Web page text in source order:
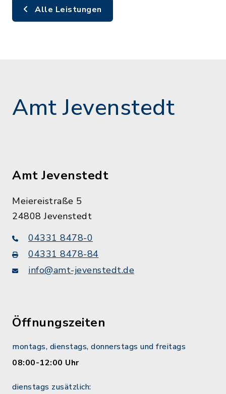
Alle Leistungen
Amt Jevenstedt
Amt Jevenstedt
Meiereistraße 5
24808 Jevenstedt
04331 8478-0
04331 8478-84
info@amt-jevenstedt.de
Öffnungszeiten
montags, dienstags, donnerstags und freitags
08:00-12:00 Uhr
dienstags zusätzlich: